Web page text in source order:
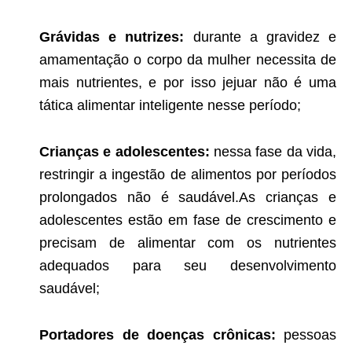
Grávidas e nutrizes: durante a gravidez e
amamentação o corpo da mulher necessita de
mais nutrientes, e por isso jejuar não é uma
tática alimentar inteligente nesse período;
Crianças e adolescentes: nessa fase da vida,
restringir a ingestão de alimentos por períodos
prolongados não é saudável.As crianças e
adolescentes estão em fase de crescimento e
precisam de alimentar com os nutrientes
adequados para seu desenvolvimento
saudável;
Portadores de doenças crônicas: pessoas